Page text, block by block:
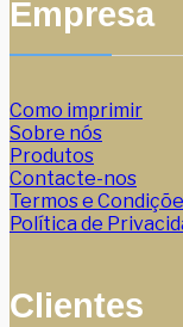
Empresa
Como imprimir
Sobre nós
Produtos
Contacte-nos
Termos e
Política de
Clientes